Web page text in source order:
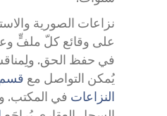
نزاعات الصورية
على وقائع كلّ ملفٍّ
في حفظ الحق.
يُمكن التواصل مع
النزاعات في المكتب.